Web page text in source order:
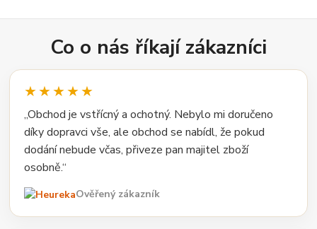
Co o nás říkají zákazníci
★★★★★
„Obchod je vstřícný a ochotný. Nebylo mi doručeno
díky dopravci vše, ale obchod se nabídl, že pokud
dodání nebude včas, přiveze pan majitel zboží
osobně.“
Ověřený zákazník